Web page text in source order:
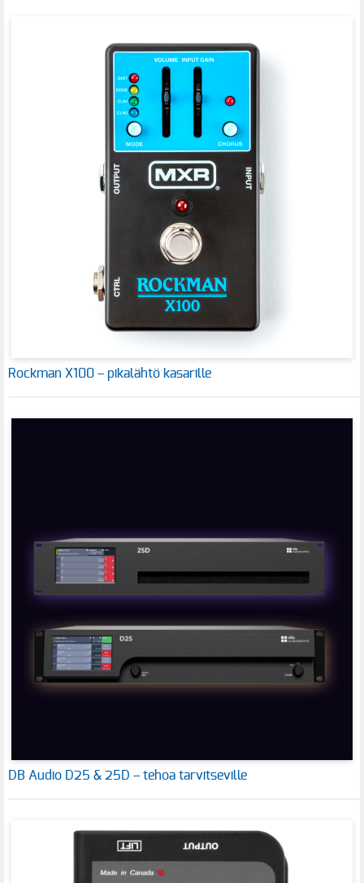
Rockman X100 – pikalähtö kasarille
DB Audio D25 & 25D – tehoa tarvitseville